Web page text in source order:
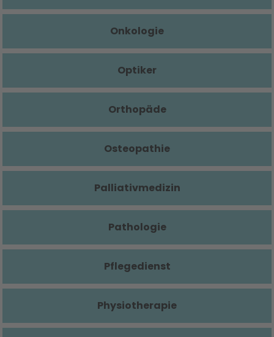
Onkologie
Optiker
Orthopäde
Osteopathie
Palliativmedizin
Pathologie
Pflegedienst
Physiotherapie